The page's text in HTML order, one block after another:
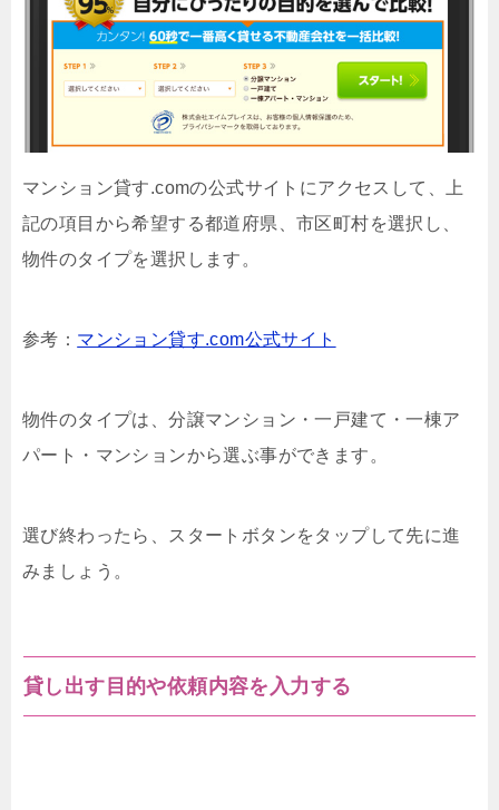
マンション貸す.comの公式サイトにアクセスして、上
記の項目から希望する都道府県、市区町村を選択し、
物件のタイプを選択します。
参考： マンション貸す.com公式サイト
物件のタイプは、分譲マンション・一戸建て・一棟ア
パート・マンションから選ぶ事ができます。
選び終わったら、スタートボタンをタップして先に進
みましょう。
貸し出す目的や依頼内容を入力する